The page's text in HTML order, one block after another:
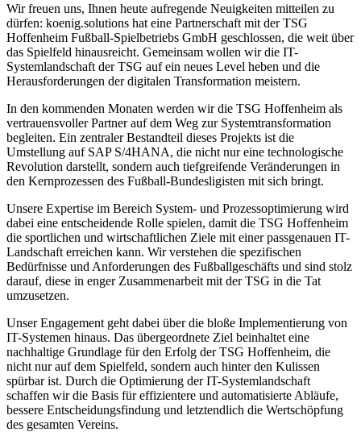
Wir freuen uns, Ihnen heute aufregende Neuigkeiten mitteilen zu
dürfen: koenig.solutions hat eine Partnerschaft mit der TSG
Hoffenheim Fußball-Spielbetriebs GmbH geschlossen, die weit über
das Spielfeld hinausreicht. Gemeinsam wollen wir die IT-
Systemlandschaft der TSG auf ein neues Level heben und die
Herausforderungen der digitalen Transformation meistern.
In den kommenden Monaten werden wir die TSG Hoffenheim als
vertrauensvoller Partner auf dem Weg zur Systemtransformation
begleiten. Ein zentraler Bestandteil dieses Projekts ist die
Umstellung auf SAP S/4HANA, die nicht nur eine technologische
Revolution darstellt, sondern auch tiefgreifende Veränderungen in
den Kernprozessen des Fußball-Bundesligisten mit sich bringt.
Unsere Expertise im Bereich System- und Prozessoptimierung wird
dabei eine entscheidende Rolle spielen, damit die TSG Hoffenheim
die sportlichen und wirtschaftlichen Ziele mit einer passgenauen IT-
Landschaft erreichen kann. Wir verstehen die spezifischen
Bedürfnisse und Anforderungen des Fußballgeschäfts und sind stolz
darauf, diese in enger Zusammenarbeit mit der TSG in die Tat
umzusetzen.
Unser Engagement geht dabei über die bloße Implementierung von
IT-Systemen hinaus. Das übergeordnete Ziel beinhaltet eine
nachhaltige Grundlage für den Erfolg der TSG Hoffenheim, die
nicht nur auf dem Spielfeld, sondern auch hinter den Kulissen
spürbar ist. Durch die Optimierung der IT-Systemlandschaft
schaffen wir die Basis für effizientere und automatisierte Abläufe,
bessere Entscheidungsfindung und letztendlich die Wertschöpfung
des gesamten Vereins.